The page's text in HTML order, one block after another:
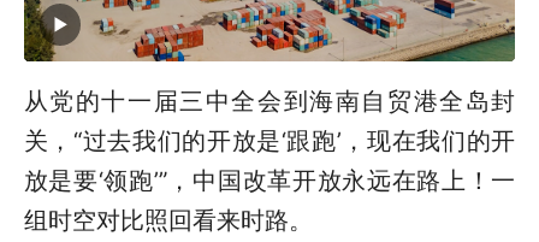
从党的十一届三中全会到海南自贸港全岛封
关，“过去我们的开放是‘跟跑’，现在我们的开
放是要‘领跑’”，中国改革开放永远在路上！一
组时空对比照回看来时路。